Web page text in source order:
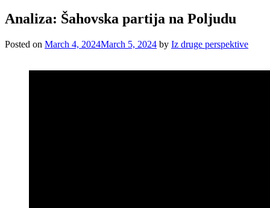
Analiza: Šahovska partija na Poljudu
Posted on March 4, 2024March 5, 2024 by Iz druge perspektive